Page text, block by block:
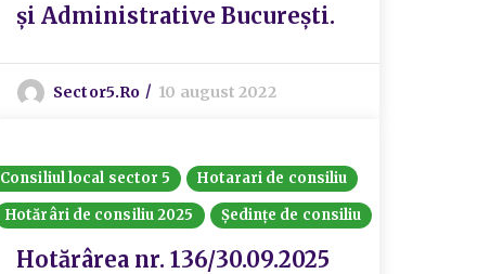
și Administrative București.
Sector5.ro 10 august 2022
Consiliul local sector 5
Hotarari de consiliu
Hotărâri de consiliu 2025
Ședințe de consiliu
Hotărârea nr. 136/30.09.2025